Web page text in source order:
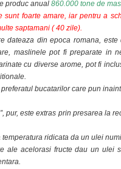
produc anual 860.000 tone de
sunt foarte amare, iar pentru a
saptamani ( 40 zile).
dateaza din epoca romana,
maslinele pot fi preparate in
cu diverse arome, pot fi
bucatarilor care pun
pur, este extras prin presarea la
ridicata da un ulei
ale acelorasi fructe dau un ulei